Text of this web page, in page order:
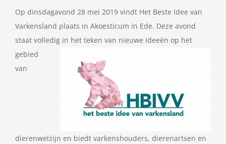
Op dinsdagavond 28 mei 2019 vindt Het Beste Idee van
Varkensland plaats in Akoesticum in Ede. Deze avond
staat volledig in het teken van nieuwe ideeën op het
gebied
van
dierenwelzijn en biedt varkenshouders, dierenartsen en